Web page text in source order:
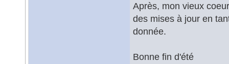
Après, mon vieux
des mises à jour en
donnée.
Bonne fin d'été